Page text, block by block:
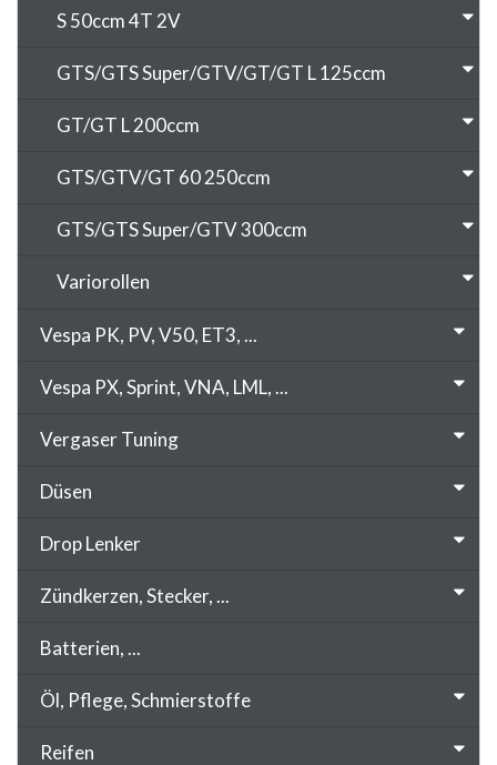
S 50ccm 4T 2V
GTS/GTS Super/GTV/GT/GT L 125ccm
GT/GT L 200ccm
GTS/GTV/GT 60 250ccm
GTS/GTS Super/GTV 300ccm
Variorollen
Vespa PK, PV, V50, ET3, ...
Vespa PX, Sprint, VNA, LML, ...
Vergaser Tuning
Düsen
Drop Lenker
Zündkerzen, Stecker, ...
Batterien, ...
Öl, Pflege, Schmierstoffe
Reifen